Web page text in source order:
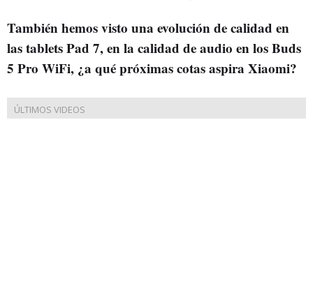
También hemos visto una evolución de calidad en
las tablets Pad 7, en la calidad de audio en los Buds
5 Pro WiFi, ¿a qué próximas cotas aspira Xiaomi?